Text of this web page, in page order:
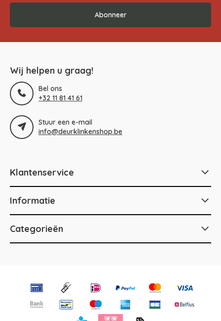
Abonneer
Wij helpen u graag!
Bel ons
+32 11 81 41 61
Stuur een e-mail
info@deurklinkenshop.be
Klantenservice
Informatie
Categorieën